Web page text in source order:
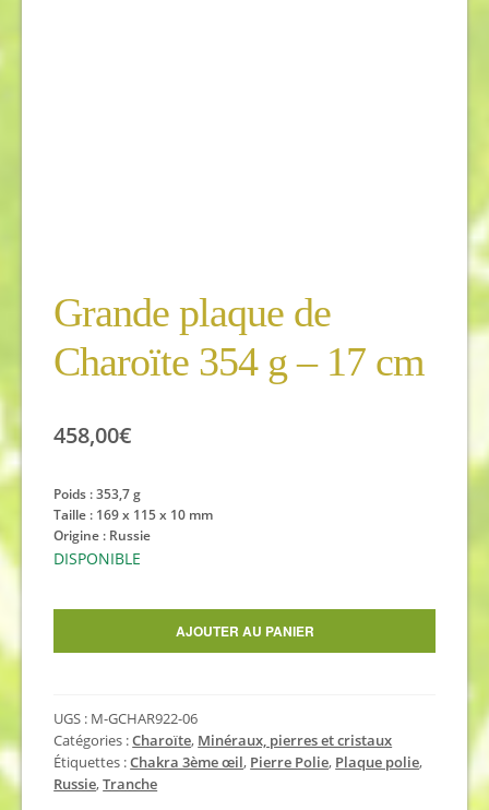
Grande plaque de
Charoïte 354 g – 17 cm
458,00€
Poids : 353,7 g
Taille : 169 x 115 x 10 mm
Origine : Russie
DISPONIBLE
de
Charoïte
354
g
AJOUTER AU PANIER
UGS : M-GCHAR922-06
Catégories :Charoïte, Minéraux, pierres et cristaux
Étiquettes :Chakra 3ème œil, Pierre Polie, Plaque polie,
Russie,Tranche